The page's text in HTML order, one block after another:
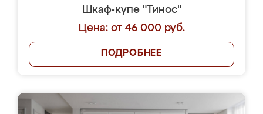
Шкаф-купе "Тинос"
Цена: от 46 000 руб.
ПОДРОБНЕЕ